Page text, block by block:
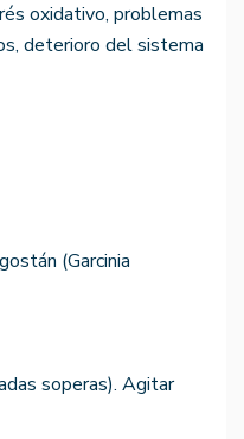
oxidativo, problemas
deterioro del sistema
(Garcinia
soperas). Agitar